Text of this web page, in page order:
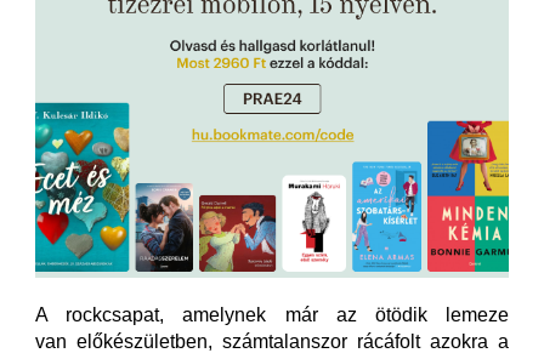
A rockcsapat, amelynek már az ötödik lemeze
van előkészületben, számtalanszor rácáfolt azokra a